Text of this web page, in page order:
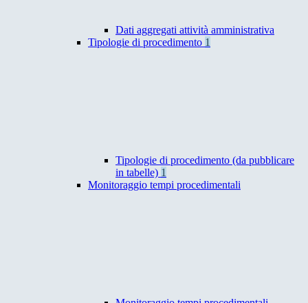
Dati aggregati attività amministrativa
Tipologie di procedimento 1
Tipologie di procedimento (da pubblicare
in tabelle) 1
Monitoraggio tempi procedimentali